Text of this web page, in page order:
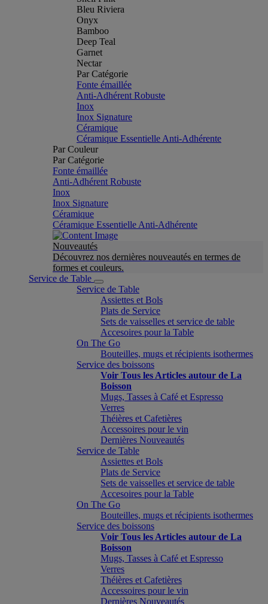
Bleu Riviera
Onyx
Bamboo
Deep Teal
Garnet
Nectar
Par Catégorie
Fonte émaillée
Anti-Adhérent Robuste
Inox
Inox Signature
Céramique
Céramique Essentielle Anti-Adhérente
Par Couleur
Par Catégorie
Fonte émaillée
Anti-Adhérent Robuste
Inox
Inox Signature
Céramique
Céramique Essentielle Anti-Adhérente
Nouveautés
Découvrez nos dernières nouveautés en termes de
formes et couleurs.
Service de Table
Service de Table
Assiettes et Bols
Plats de Service
Sets de vaisselles et service de table
Accesoires pour la Table
On The Go
Bouteilles, mugs et récipients isothermes
Service des boissons
Voir Tous les Articles autour de La
Boisson
Mugs, Tasses à Café et Espresso
Verres
Théières et Cafetières
Accessoires pour le vin
Dernières Nouveautés
Service de Table
Assiettes et Bols
Plats de Service
Sets de vaisselles et service de table
Accesoires pour la Table
On The Go
Bouteilles, mugs et récipients isothermes
Service des boissons
Voir Tous les Articles autour de La
Boisson
Mugs, Tasses à Café et Espresso
Verres
Théières et Cafetières
Accessoires pour le vin
Dernières Nouveautés